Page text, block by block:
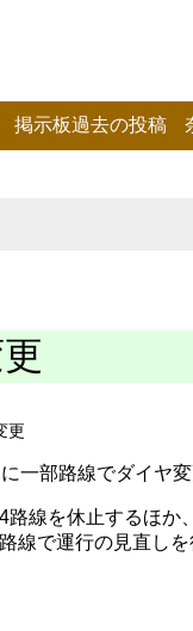
掲示板過去の投稿
更
一部路線でダイヤ変
線を休止するほか
線で運行の見直しを